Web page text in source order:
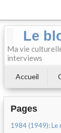
Le
Ma vie
interviews
Accueil
Pages
1984 (1949): Le